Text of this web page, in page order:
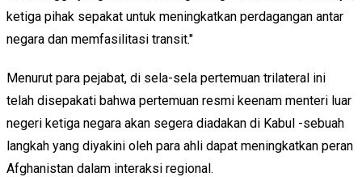
ketiga pihak sepakat untuk meningkatkan perdagangan antar
negara dan memfasilitasi transit."
Menurut para pejabat, di sela-sela pertemuan trilateral ini
telah disepakati bahwa pertemuan resmi keenam menteri luar
negeri ketiga negara akan segera diadakan di Kabul -sebuah
langkah yang diyakini oleh para ahli dapat meningkatkan peran
Afghanistan dalam interaksi regional.